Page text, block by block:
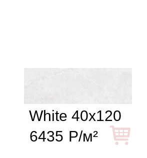
White 40x120
6435 Р/м²